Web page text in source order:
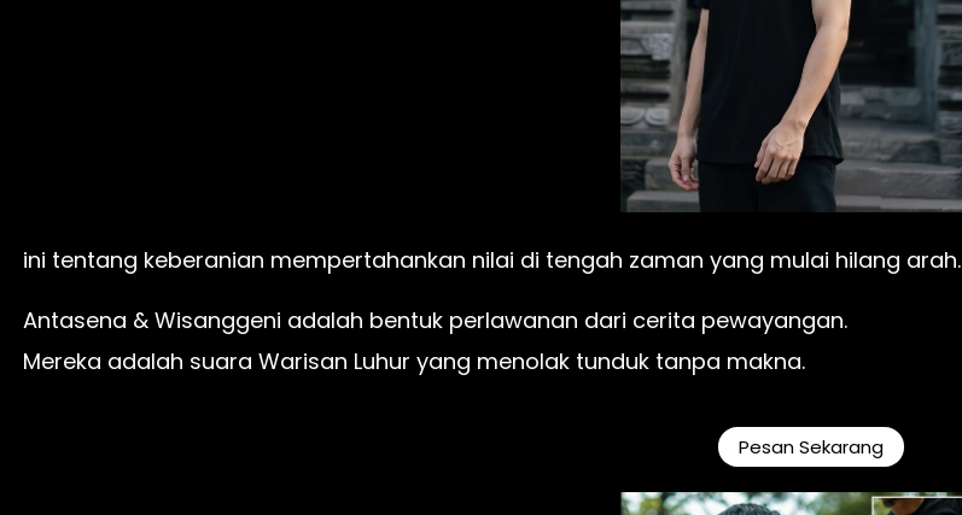
ini tentang keberanian mempertahankan nilai di tengah zaman yang mulai hilang arah.
Antasena & Wisanggeni adalah bentuk perlawanan dari cerita pewayangan.
Mereka adalah suara Warisan Luhur yang menolak tunduk tanpa makna.
`
Pesan Sekarang